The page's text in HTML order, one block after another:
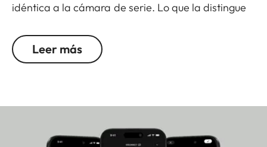
idéntica a la cámara de serie. Lo que la distingue
níquel, así como un exclusivo logotipo "100" en la
placa superior de la cámara.
creativas y una conexión perfecta con la
usuario transferir imágenes desde otras cámaras
Leer más